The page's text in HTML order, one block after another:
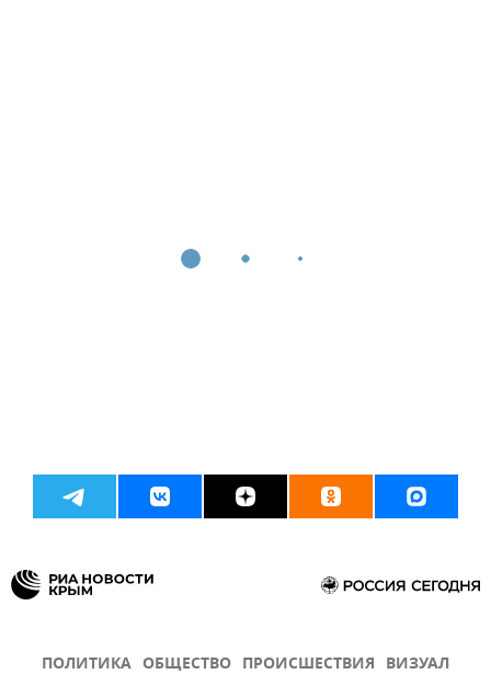
ПОЛИТИКА ОБЩЕСТВО ПРОИСШЕСТВИЯ ВИЗУАЛ